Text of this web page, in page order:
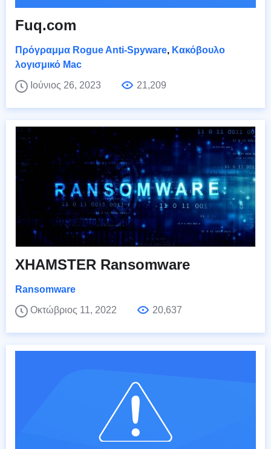
Fuq.com
Πρόγραμμα Rogue Anti-Spyware, Κακόβουλο
λογισμικό Mac
Ιούνιος 26, 2023
21,209
XHAMSTER Ransomware
Ransomware
Οκτώβριος 11, 2022
20,637